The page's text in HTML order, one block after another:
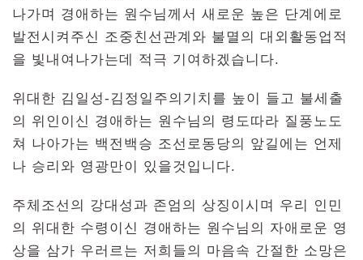
나가며 경애하는 원수님께서 새로운 높은 단계에로
발전시켜주신 조중친선관계와 불멸의 대외활동업적
을 빛내여나가는데 적극 기여하겠습니다.
위대한 김일성-김정일주의기치를 높이 들고 불세출
의 위인이신 경애하는 원수님의 령도따라 질풍노도
쳐 나아가는 백전백승 조선로동당의 앞길에는 언제
나 승리와 영광만이 있을것입니다.
주체조선의 강대성과 존엄의 상징이시며 우리 인민
의 위대한 수령이신 경애하는 원수님의 자애로운 영
상을 삼가 우러르는 저희들의 마음속 간절한 소망은